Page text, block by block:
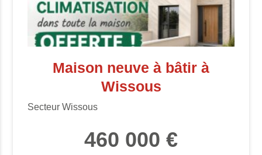
Maison neuve à bâtir à
Wissous
Secteur Wissous
460 000 €